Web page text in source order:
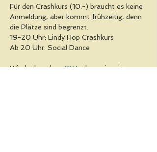
Für den Crashkurs (10.-) braucht es keine
Anmeldung, aber kommt frühzeitig, denn
die Plätze sind begrenzt.
19-20 Uhr: Lindy Hop Crashkurs
Ab 20 Uhr: Social Dance
Wir danken dem OYA, dass wir seit